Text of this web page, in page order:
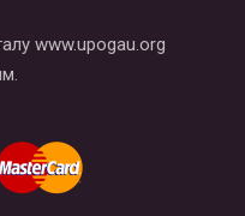
www.upogau.org